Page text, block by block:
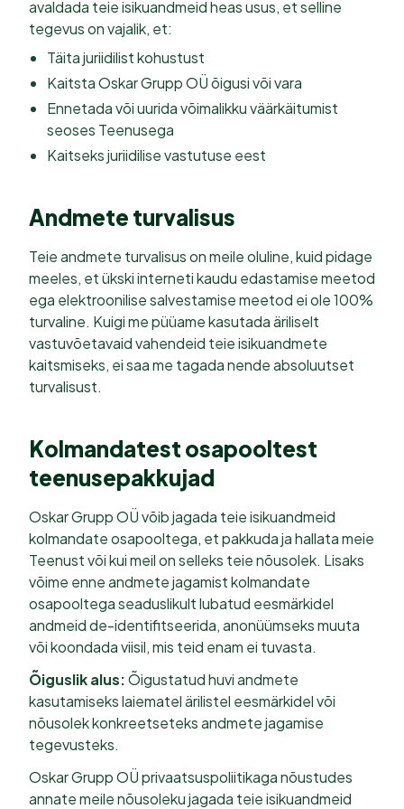
avaldada teie isikuandmeid heas usus, et selline
tegevus on vajalik, et:
Täita juriidilist kohustust
Kaitsta Oskar Grupp OÜ õigusi või vara
Ennetada või uurida võimalikku väärkäitumist
seoses Teenusega
Kaitseks juriidilise vastutuse eest
Andmete turvalisus
Teie andmete turvalisus on meile oluline, kuid pidage
meeles, et ükski interneti kaudu edastamise meetod
ega elektroonilise salvestamise meetod ei ole 100%
turvaline. Kuigi me püüame kasutada äriliselt
vastuvõetavaid vahendeid teie isikuandmete
kaitsmiseks, ei saa me tagada nende absoluutset
turvalisust.
Kolmandatest osapooltest
teenusepakkujad
Oskar Grupp OÜ võib jagada teie isikuandmeid
kolmandate osapooltega, et pakkuda ja hallata meie
Teenust või kui meil on selleks teie nõusolek. Lisaks
võime enne andmete jagamist kolmandate
osapooltega seaduslikult lubatud eesmärkidel
andmeid de-identifitseerida, anonüümseks muuta
või koondada viisil, mis teid enam ei tuvasta.
Õiguslik alus:Õigustatud huvi andmete
kasutamiseks laiematel ärilistel eesmärkidel või
nõusolek konkreetseteks andmete jagamise
tegevusteks.
Oskar Grupp OÜ privaatsuspoliitikaga nõustudes
annate meile nõusoleku jagada teie isikuandmeid